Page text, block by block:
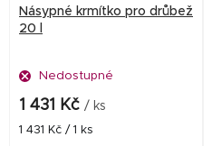
Násypné krmítko pro drůbež
20 l
Nedostupné
1 431 Kč / ks
Měrná
1 431 Kč / 1 ks